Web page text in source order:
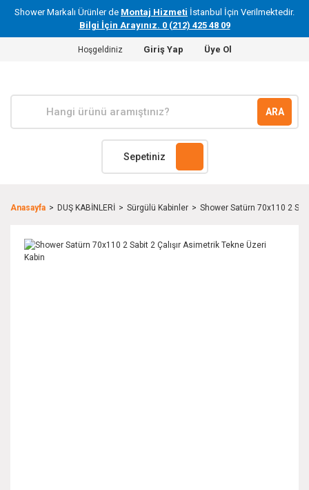
Shower Markalı Ürünler de Montaj Hizmeti İstanbul İçin Verilmektedir.
Bilgi İçin Arayınız. 0 (212) 425 48 09
Hoşgeldiniz Giriş Yap Üye Ol
ARA
Sepetiniz
Anasayfa DUŞ KABİNLERİ Sürgülü Kabinler Shower Satürn 70x110 2